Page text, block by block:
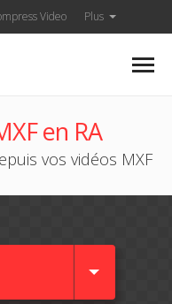
Video Plus
en RA
vos vidéos MXF